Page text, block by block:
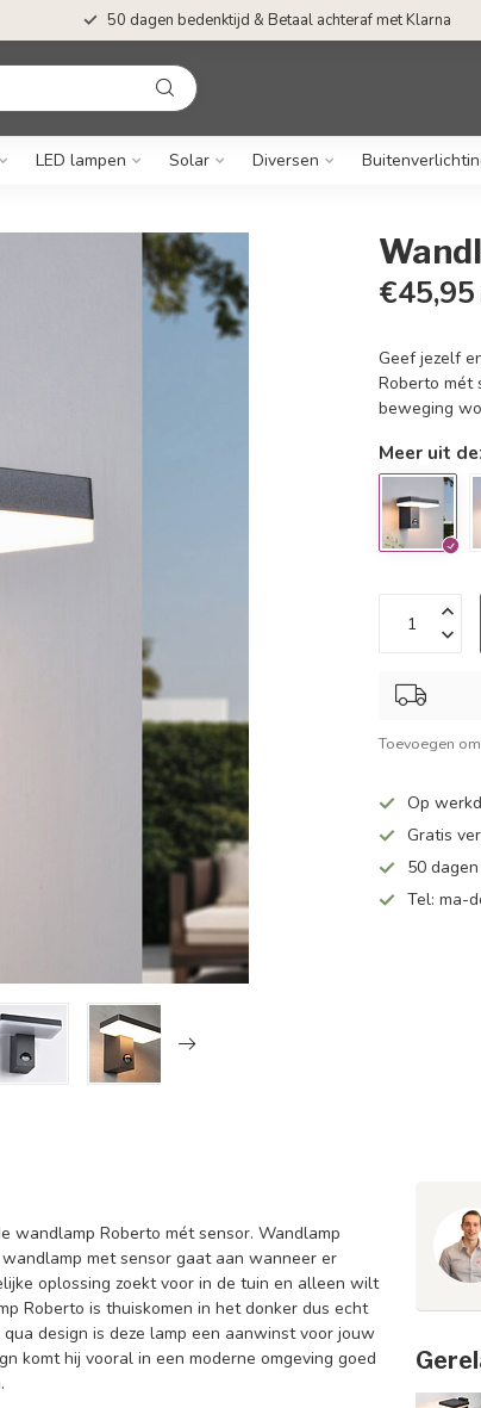
50 dagen bedenktijd & Betaal achteraf met Klarna
LED lampen Solar Diversen
€45,95
Geef jezelf
Roberto mét
beweging
Meer uit
Toevoegen
Op
Gratis
50
Tel: ma-
wandlamp Roberto mét sensor. Wandlamp
met sensor gaat aan wanneer er
oplossing zoekt voor in de tuin en alleen wilt
Roberto is thuiskomen in het donker dus echt
design is deze lamp een aanwinst voor jouw
komt hij vooral in een moderne omgeving goed